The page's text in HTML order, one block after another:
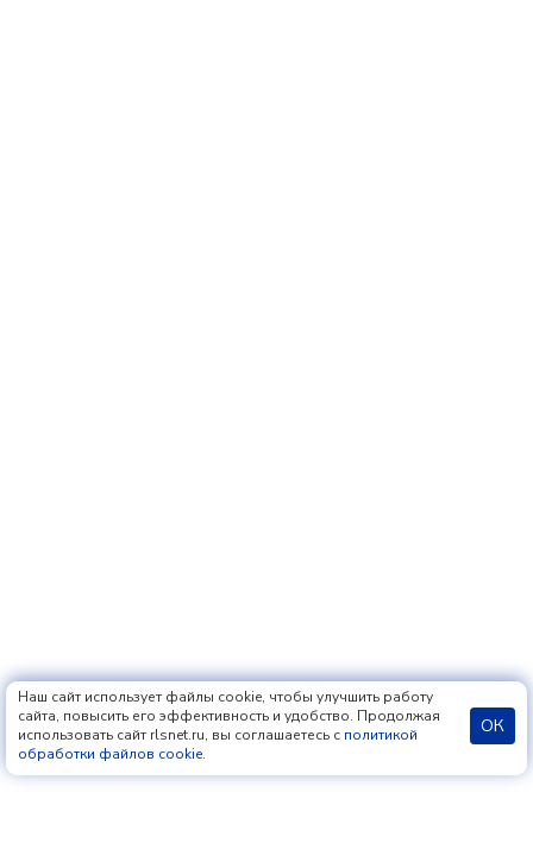
Наш сайт использует файлы cookie, чтобы улучшить работу
сайта, повысить его эффективность и удобство. Продолжая
использовать сайт rlsnet.ru, вы соглашаетесь с политикой
обработки файлов cookie.
ОК